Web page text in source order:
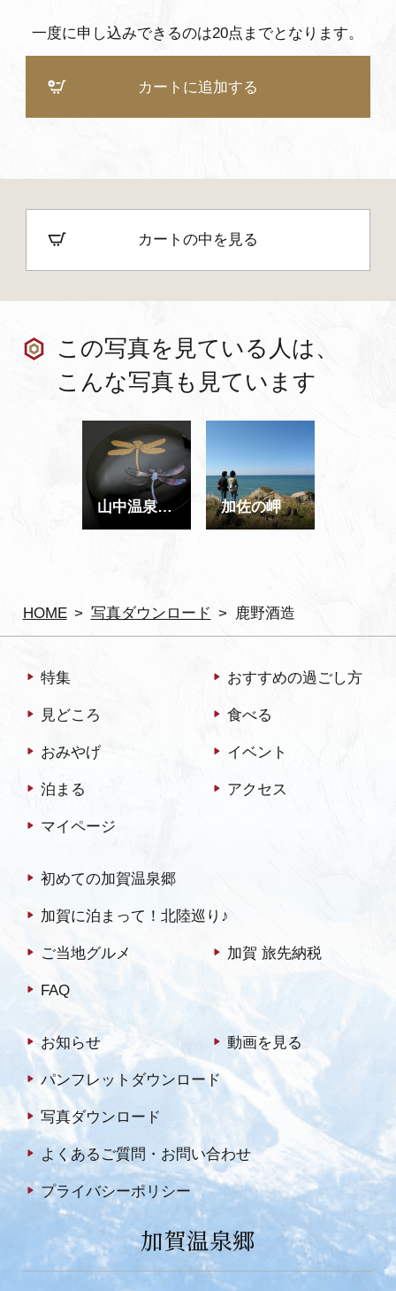
HOME 写真ダウンロード 鹿野酒造
一度に申し込みできるのは20点までとなります。
カートに追加する
カートの中を見る
この写真を見ている人は、
こんな写真も見ています
山中温泉 うるし座 山中漆器 加佐の岬
特集 おすすめの過ごし方
見どころ 食べる
おみやげ イベント
泊まる アクセス
マイページ
初めての加賀温泉郷
加賀に泊まって！北陸巡り♪
ご当地グルメ 加賀 旅先納税
FAQ
お知らせ 動画を見る
パンフレットダウンロード
写真ダウンロード
よくあるご質問・お問い合わせ
プライバシーポリシー
加賀温泉郷